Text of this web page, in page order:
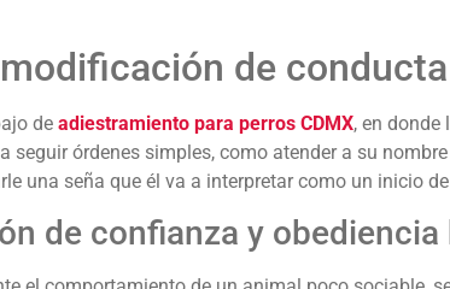
de conducta
de adiestramiento para perros CDMX, en donde
seguir órdenes simples, como atender a su
una seña que él va a interpretar como un inicio
de confianza y obediencia